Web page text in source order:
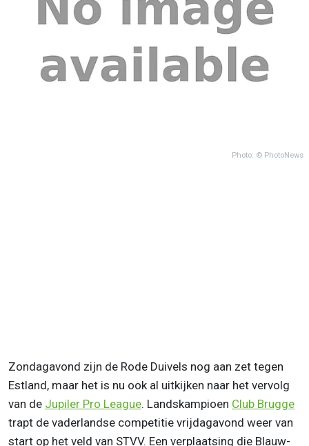
Photo: © PhotoNews
Zondagavond zijn de Rode Duivels nog aan zet tegen
Estland, maar het is nu ook al uitkijken naar het vervolg
van de Jupiler Pro League. Landskampioen Club Brugge
trapt de vaderlandse competitie vrijdagavond weer van
start op het veld van STVV. Een verplaatsing die Blauw-